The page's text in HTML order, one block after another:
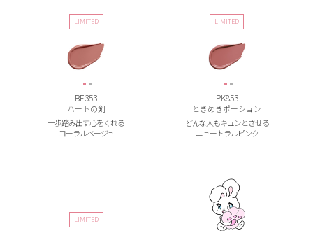
LIMITED
BE353
ハートの剣
一歩踏み出す心をくれる
コーラルベージュ
LIMITED
PK853
ときめきポーション
どんな人もキュンとさせる
ニュートラルピンク
LIMITED